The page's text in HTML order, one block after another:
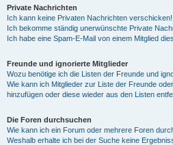
Private Nachrichten
Ich kann keine Privaten Nachrichten verschicken!
Ich bekomme ständig unerwünschte Private
Ich habe eine Spam-E-Mail von einem Mitglied
Freunde und ignorierte Mitglieder
Wozu benötige ich die Listen der Freunde und
Wie kann ich Mitglieder zur Liste der Freunde
hinzufügen oder diese wieder aus den Listen
Die Foren durchsuchen
Wie kann ich ein Forum oder mehrere Foren
Weshalb erhalte ich bei der Suche keine